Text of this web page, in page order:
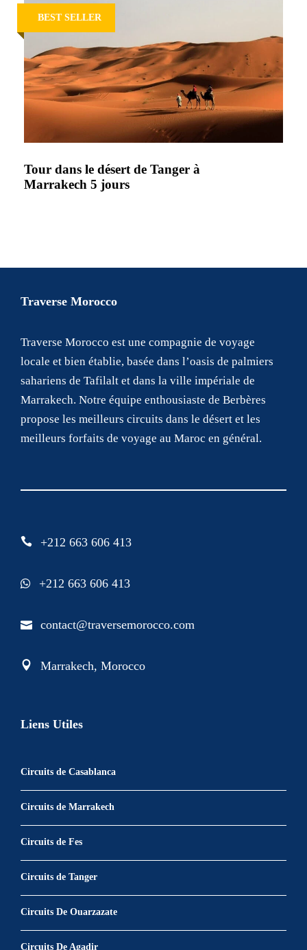
BEST SELLER
Tour dans le désert de Tanger à
Marrakech 5 jours
Traverse Morocco
Traverse Morocco est une compagnie de voyage
locale et bien établie, basée dans l’oasis de palmiers
sahariens de Tafilalt et dans la ville impériale de
Marrakech. Notre équipe enthousiaste de Berbères
propose les meilleurs circuits dans le désert et les
meilleurs forfaits de voyage au Maroc en général.
+212 663 606 413
+212 663 606 413
contact@traversemorocco.com
Marrakech, Morocco
Liens Utiles
Circuits de Casablanca
Circuits de Marrakech
Circuits de Fes
Circuits de Tanger
Circuits De Ouarzazate
Circuits De Agadir